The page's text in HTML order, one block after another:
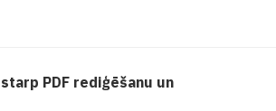
PDF rediģēšanu un